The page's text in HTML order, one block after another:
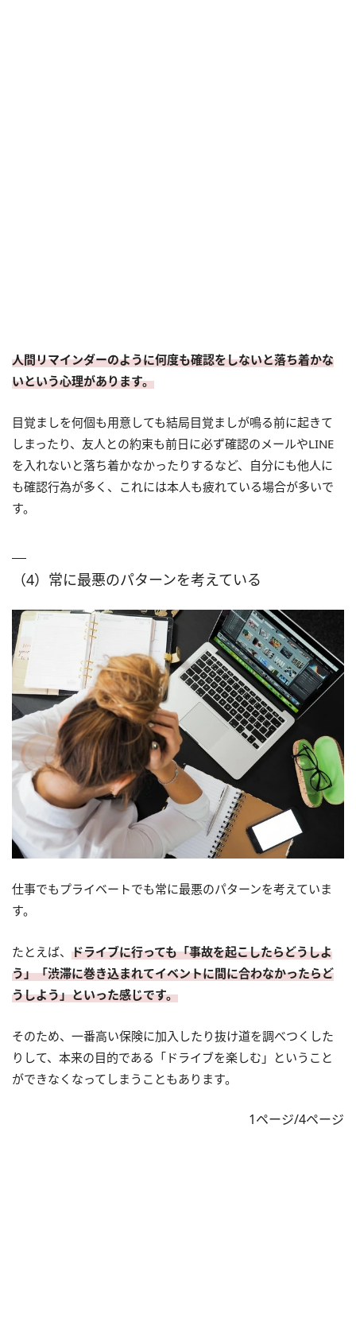
人間リマインダーのように何度も確認をしないと落ち着かな
いという心理があります。
目覚ましを何個も用意しても結局目覚ましが鳴る前に起きて
しまったり、友人との約束も前日に必ず確認のメールやLINE
を入れないと落ち着かなかったりするなど、自分にも他人に
も確認行為が多く、これには本人も疲れている場合が多いで
す。
（4）常に最悪のパターンを考えている
仕事でもプライベートでも常に最悪のパターンを考えていま
す。
たとえば、 ドライブに行っても「事故を起こしたらどうしよ
う」「渋滞に巻き込まれてイベントに間に合わなかったらど
うしよう」といった感じです。
そのため、一番高い保険に加入したり抜け道を調べつくした
りして、本来の目的である「ドライブを楽しむ」ということ
ができなくなってしまうこともあります。
1ページ/4ページ